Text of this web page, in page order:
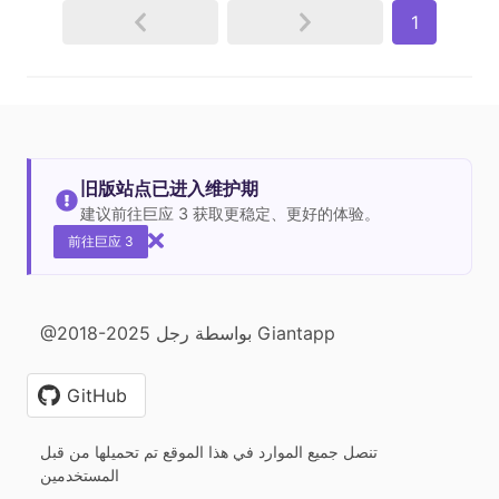
1
旧版站点已进入维护期
建议前往巨应 3 获取更稳定、更好的体验。
前往巨应 3
@2018-2025 بواسطة رجل Giantapp
GitHub
تنصل جميع الموارد في هذا الموقع تم تحميلها من قبل
المستخدمين